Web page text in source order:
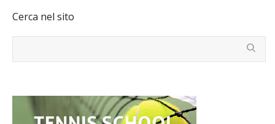
Cerca nel sito